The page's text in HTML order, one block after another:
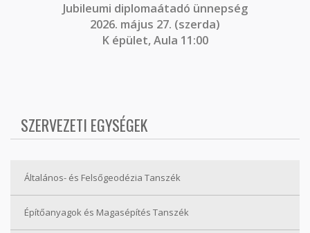
Jubileumi diplomaátadó ünnepség
2026. május 27. (szerda)
K épület, Aula 11:00
SZERVEZETI EGYSÉGEK
Általános- és Felsőgeodézia Tanszék
Építőanyagok és Magasépítés Tanszék